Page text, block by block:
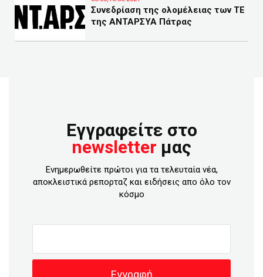
Συνεδρίαση της ολομέλειας των ΤΕ
της ΑΝΤΑΡΣΥΑ Πάτρας
Εγγραφείτε στο
newsletter μας
Ενημερωθείτε πρώτοι για τα τελευταία νέα,
αποκλειστικά ρεπορταζ και ειδήσεις απο όλο τον
κόσμο